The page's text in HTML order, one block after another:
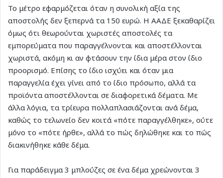
Το μέτρο εφαρμόζεται όταν η συνολική αξία της
αποστολής δεν ξεπερνά τα 150 ευρώ. Η ΑΑΔΕ ξεκαθαρίζει
όμως ότι θεωρούνται χωριστές αποστολές τα
εμπορεύματα που παραγγέλνονται και αποστέλλονται
χωριστά, ακόμη κι αν φτάσουν την ίδια μέρα στον ίδιο
προορισμό. Επίσης το ίδιο ισχύει και όταν μια
παραγγελία έχει γίνει από το ίδιο πρόσωπο, αλλά τα
προϊόντα αποστέλλονται σε διαφορετικά δέματα. Με
άλλα λόγια, τα τρίευρα πολλαπλασιάζονται ανά δέμα,
καθώς το τελωνείο δεν κοιτά «πότε παραγγέλθηκε», ούτε
μόνο το «πότε ήρθε», αλλά το πώς δηλώθηκε και το πώς
διακινήθηκε κάθε δέμα.
Για παράδειγμα 3 μπλούζες σε ένα δέμα χρεώνονται 3